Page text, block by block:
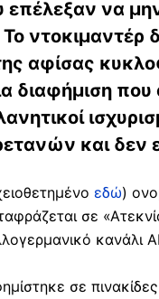
επέλεξαν να
ντοκιμαντέρ
αφίσας
διαφήμιση
και δεν
εδώ)
σε
κανάλι
σε